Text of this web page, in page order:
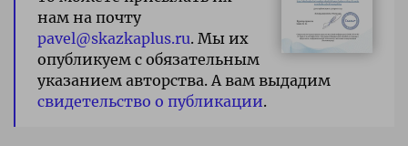
нам на почту
pavel@skazkaplus.ru. Мы их
опубликуем с обязательным
указанием авторства. А вам выдадим
свидетельство о публикации.